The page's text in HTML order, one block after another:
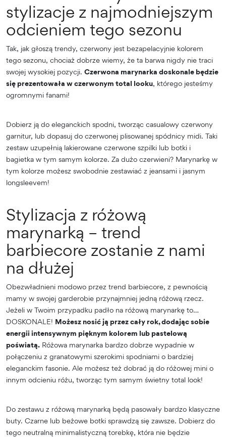
stylizacje z najmodniejszym
odcieniem tego sezonu
Tak, jak głoszą trendy, czerwony jest bezapelacyjnie kolorem
tego sezonu, chociaż dobrze wiemy, że ta barwa nigdy nie traci
swojej wysokiej pozycji. Czerwona marynarka doskonale będzie
się prezentowała w czerwonym total looku, którego jesteśmy
ogromnymi fanami!
Dobierz ją do eleganckich spodni, tworząc casualowy czerwony
garnitur, lub dopasuj do czerwonej plisowanej spódnicy midi. Taki
zestaw uzupełnią lakierowane czerwone szpilki lub botki i
bagietka w tym samym kolorze. Za dużo czerwieni? Marynarkę w
tym kolorze możesz swobodnie zestawiać z jeansami i jasnym
longsleevem!
Stylizacja z różową
marynarką – trend
barbiecore zostanie z nami
na dłużej
Obezwładnieni modowo przez trend barbiecore, z pewnością
mamy w swojej garderobie przynajmniej jedną różową rzecz.
Jeżeli w Twoim przypadku padło na różową marynarkę to…
DOSKONALE! Możesz nosić ją przez cały rok, dodając sobie
energii intensywnym pięknym kolorem lub pastelową
poświatą. Różowa marynarka bardzo dobrze wypadnie w
połączeniu z granatowymi szerokimi spodniami o bardziej
eleganckim fasonie. Ale możesz też dobrać ją do różowej mini o
innym odcieniu różu, tworząc tym samym świetny total look!
Do zestawu z różową marynarką będą pasowały bardzo klasyczne
buty. Czarne lub beżowe botki sprawdzą się zawsze. Dobierz do
tego neutralną minimalistyczną torebkę, która nie będzie